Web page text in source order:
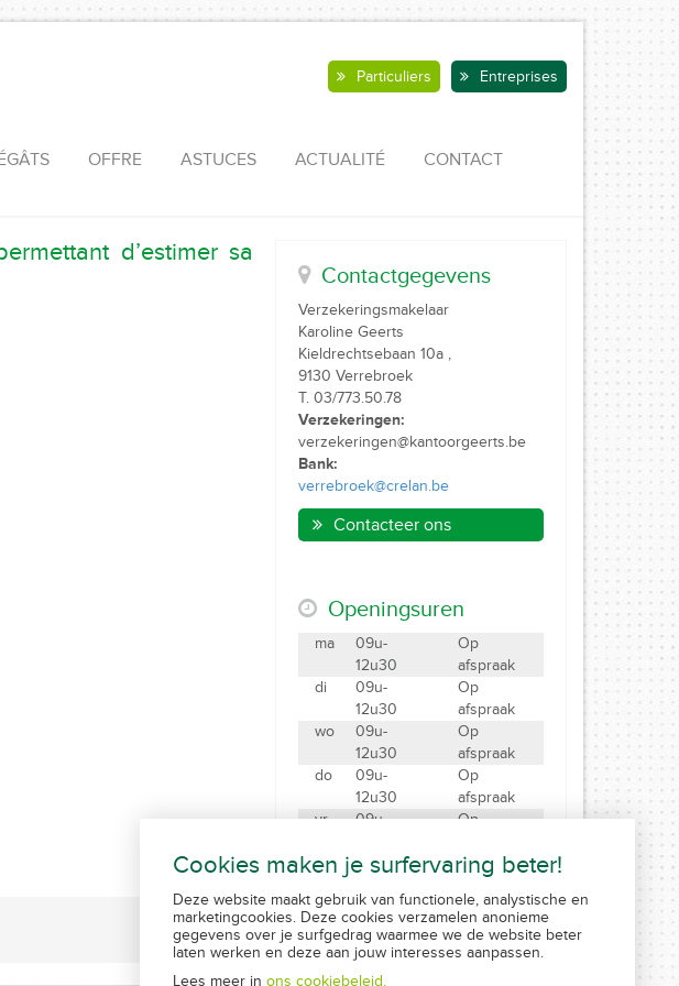
Particuliers Entreprises
OFFRE ASTUCES ACTUALITÉ CONTACT
d’estimer sa
Contactgegevens
Verzekeringsmakelaar
Karoline Geerts
Kieldrechtsebaan 10a ,
9130 Verrebroek
T. 03/773.50.78
Verzekeringen:
verzekeringen@kantoorgeerts.be
Bank:
verrebroek@crelan.be
Contacteer ons
Openingsuren
ma
09u-
12u30
Op
afspraak
di
09u-
12u30
Op
afspraak
wo
09u-
12u30
Op
afspraak
do
09u-
12u30
Op
afspraak
vr
09u-
Op
za
09u-12u Gesloten
Maak een afspraak
Created by Insucommerce
Cookies maken je surfervaring beter!
Deze website maakt gebruik van functionele, analystische en
marketingcookies. Deze cookies verzamelen anonieme
gegevens over je surfgedrag waarmee we de website beter
laten werken en deze aan jouw interesses aanpassen.
Lees meer in ons cookiebeleid.